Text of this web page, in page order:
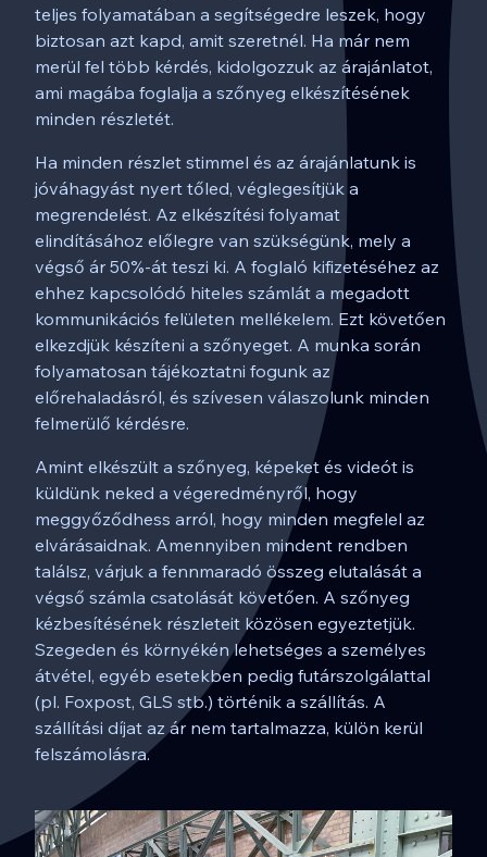
teljes folyamatában a segítségedre leszek, hogy
biztosan azt kapd, amit szeretnél. Ha már nem
merül fel több kérdés, kidolgozzuk az árajánlatot,
ami magába foglalja a szőnyeg elkészítésének
minden részletét.
Ha minden részlet stimmel és az árajánlatunk is
jóváhagyást nyert tőled, véglegesítjük a
megrendelést. Az elkészítési folyamat
elindításához előlegre van szükségünk, mely a
végső ár 50%-át teszi ki. A foglaló kifizetéséhez az
ehhez kapcsolódó hiteles számlát a megadott
kommunikációs felületen mellékelem. Ezt követően
elkezdjük készíteni a szőnyeget. A munka során
folyamatosan tájékoztatni fogunk az
előrehaladásról, és szívesen válaszolunk minden
felmerülő kérdésre.
Amint elkészült a szőnyeg, képeket és videót is
küldünk neked a végeredményről, hogy
meggyőződhess arról, hogy minden megfelel az
elvárásaidnak. Amennyiben mindent rendben
találsz, várjuk a fennmaradó összeg elutalását a
végső számla csatolását követően. A szőnyeg
kézbesítésének részleteit közösen egyeztetjük.
Szegeden és környékén lehetséges a személyes
átvétel, egyéb esetekben pedig futárszolgálattal
(pl. Foxpost, GLS stb.) történik a szállítás. A
szállítási díjat az ár nem tartalmazza, külön kerül
felszámolásra.